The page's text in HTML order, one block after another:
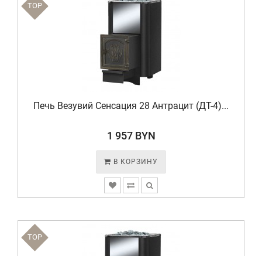
TOP
Печь Везувий Сенсация 28 Антрацит (ДТ-4)...
1 957 BYN
В КОРЗИНУ
TOP